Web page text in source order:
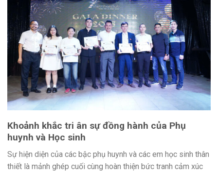
Khoảnh khắc tri ân sự đồng hành của Phụ
huynh và Học sinh
Sự hiện diện của các bậc phụ huynh và các em học sinh thân
thiết là mảnh ghép cuối cùng hoàn thiện bức tranh cảm xúc